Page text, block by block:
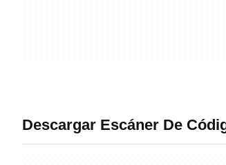
Descargar Escáner De